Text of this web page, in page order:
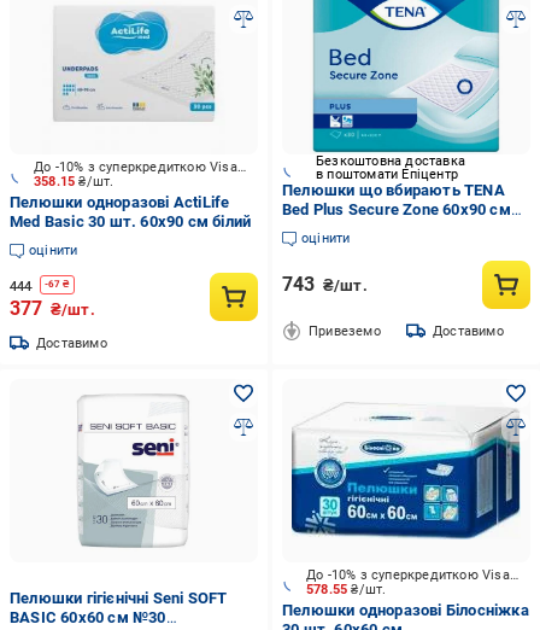
358.15₴/шт.
До -10% з суперкредиткою Visa Вигода
Пелюшки одноразові ActiLife
Med Basic 30 шт. 60х90 см білий
оцінити
444 -67 ₴
377 ₴/шт.
Доставимо
Безкоштовна доставка
в поштомати Епіцентр
Пелюшки що вбирають TENA
Bed Plus Secure Zone 60х90 см
30 шт.
оцінити
743 ₴/шт.
Привеземо Доставимо
Пелюшки гігієнічні Seni SOFT
BASIC 60х60 см №30
578.55₴/шт.
До -10% з суперкредиткою Visa Вигода
Пелюшки одноразові Білосніжка